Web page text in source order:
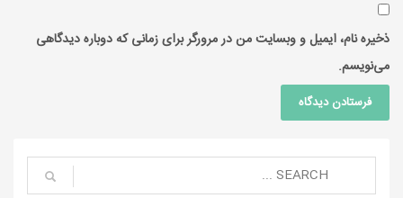
ذخیره نام، ایمیل و وبسایت من در مرورگر برای زمانی که دوباره دیدگاهی
می‌نویسم.